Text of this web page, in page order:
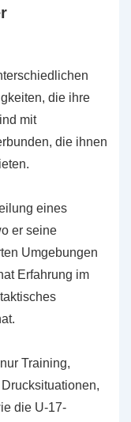
die ihre
mit
die ihnen
eines
er seine
Umgebungen
Erfahrung im
Training,
die U-17-